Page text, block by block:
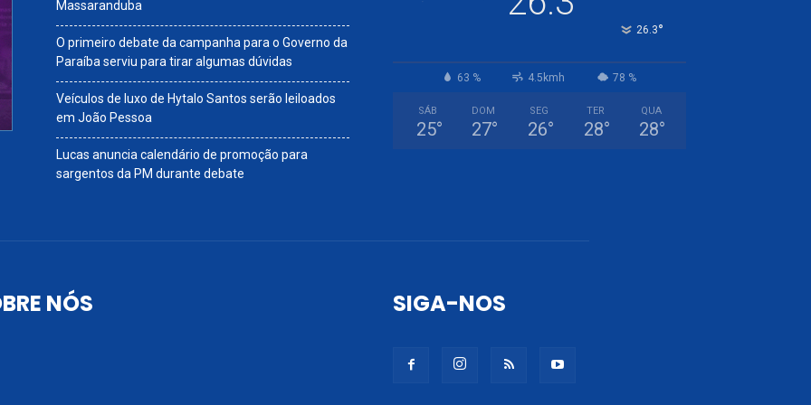
Massaranduba
O primeiro debate da campanha para o Governo da
Paraíba serviu para tirar algumas dúvidas
Veículos de luxo de Hytalo Santos serão leiloados
em João Pessoa
Lucas anuncia calendário de promoção para
sargentos da PM durante debate
26.3°
63 % 4.5kmh 78 %
SÁB
25°
DOM
27°
SEG
26°
TER
28°
QUA
28°
NÓS SIGA-NOS